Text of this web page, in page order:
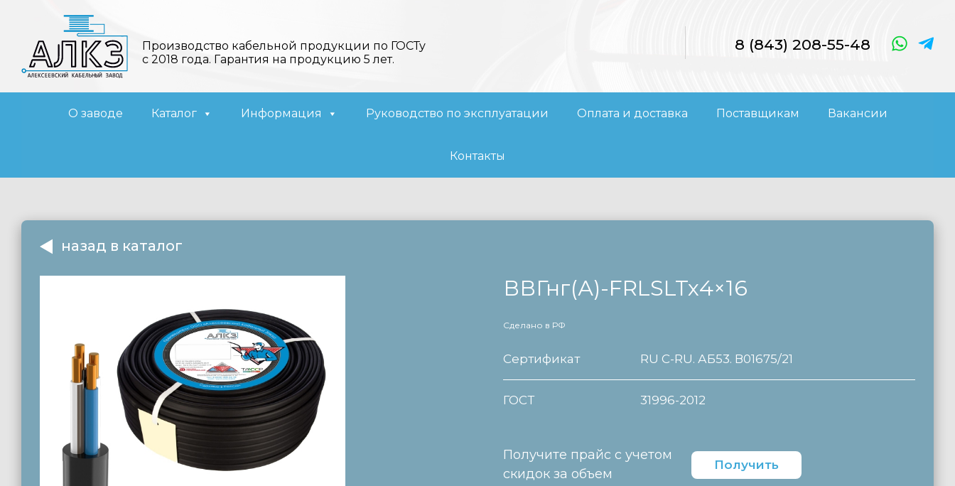
Производство кабельной продукции по ГОСТу
с 2018 года. Гарантия на продукцию 5 лет.
8 (843) 208-55-48
О заводе Каталог Информация Руководство по эксплуатации Оплата и доставка Поставщикам Вакансии
Контакты
назад в каталог
ВВГнг(А)-FRLSLTx4×16
Сделано в РФ
Сертификат RU C-RU. АБ53. В01675/21
ГОСТ 31996-2012
Получите прайс с учетом
скидок за объем
Получить